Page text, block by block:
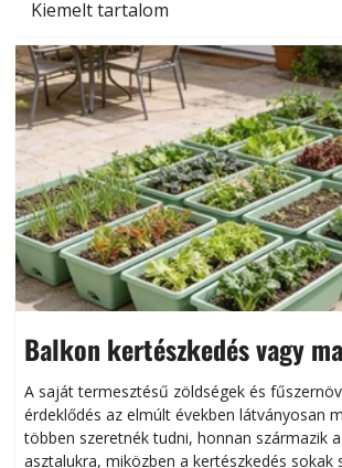
Kiemelt tartalom
Balkon kertészkedés vagy
Helytakarékos kertészkedés
A saját termesztésű zöldségek és
érdeklődés az elmúlt években látványosan
többen szeretnék tudni, honnan származik
asztalukra, miközben a kertészkedés sokak